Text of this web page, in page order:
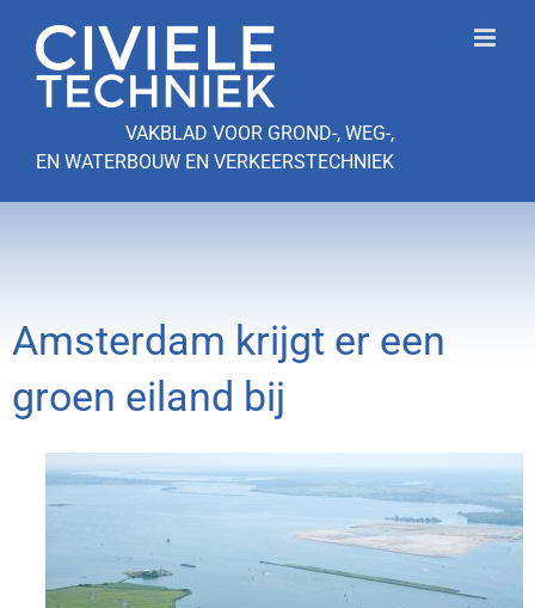
naar
inhoud
VAKBLAD VOOR GROND-, WEG-,
EN WATERBOUW EN VERKEERSTECHNIEK
Amsterdam krijgt er een
groen eiland bij